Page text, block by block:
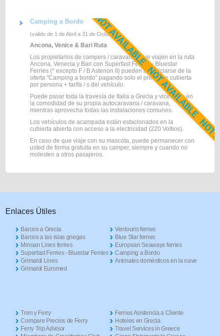
Camping a Bordo
(valido de 1 de Abril a 31 de Octubre)
Ancona, Venice & Bari Ruta
Los propietarios de campers / caravanas que viajen en la ruta
Ancona, Venecia y Bari con Superfast Ferries - Bluestar
Ferries (* excepto F / B Asterion II) pueden beneficiarse de la
oferta "Camping a bordo" pagando solo el precio de cubierta
por persona + tarifa / s del vehículo.
Puede pasar toda la travesía de Italia a Grecia y viceversa en
la comodidad de su propia autocaravana / caravana,
mientras aprovecha todas las instalaciones comunes.
Los vehículos de acampada están estacionados en la
cubierta abierta con acceso a la electricidad (220 Voltios).
En caso de que viaje con su mascota, puede permanecer con
usted de forma gratuita en su camper, siempre y cuando no
molesten a otros pasajeros.
Enlaces Útiles
Barcos a Grecia
Barcos a las islas griegas
Minoan Lines ferries
Superfast Ferries - Bluestar Ferries
Grimaldi Lines
Grimaldi Euromed
Ventouris ferries
Blue Star ferries
European Seaways ferries
Camping a Bordo
Animales domésticos en la nave
Tren y Ferry
Compare Precios de Ferry
Ferry Trip Advisor
Ferries Asistencia a Cliente
Hoteles en Grecia
Travel Services in Greece